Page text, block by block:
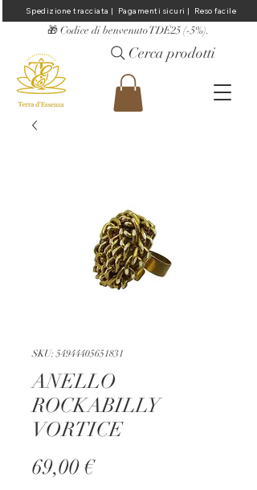
Spedizione tracciata |  Pagamenti sicuri |  Reso facile
Cerca prodotti
​🎁 Codice di benvenuto TDE25 (-5%).
SKU: 54944405651831
ANELLO
ROCKABILLY
VORTICE
69,00 €Prezzo